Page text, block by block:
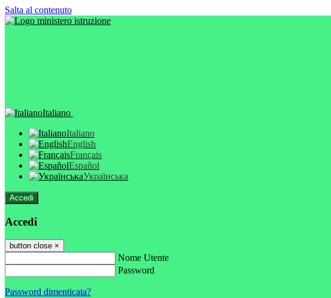
Salta al contenuto
Italiano
Italiano
English
Français
Español
Українська
Accedi
Accedi
button close ×
Nome Utente
Password
Password dimenticata?